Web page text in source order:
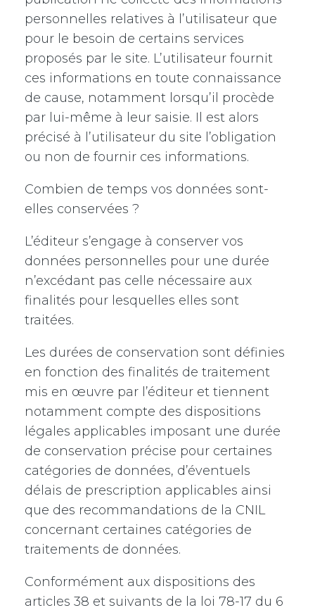
personnelles relatives à l’utilisateur que
pour le besoin de certains services
proposés par le site. L’utilisateur fournit
ces informations en toute connaissance
de cause, notamment lorsqu’il procède
par lui-même à leur saisie. Il est alors
précisé à l’utilisateur du site l’obligation
ou non de fournir ces informations.
Combien de temps vos données sont-
elles conservées ?
L’éditeur s’engage à conserver vos
données personnelles pour une durée
n’excédant pas celle nécessaire aux
finalités pour lesquelles elles sont
traitées.
Les durées de conservation sont définies
en fonction des finalités de traitement
mis en œuvre par l’éditeur et tiennent
notamment compte des dispositions
légales applicables imposant une durée
de conservation précise pour certaines
catégories de données, d’éventuels
délais de prescription applicables ainsi
que des recommandations de la CNIL
concernant certaines catégories de
traitements de données.
Conformément aux dispositions des
articles 38 et suivants de la loi 78-17 du 6